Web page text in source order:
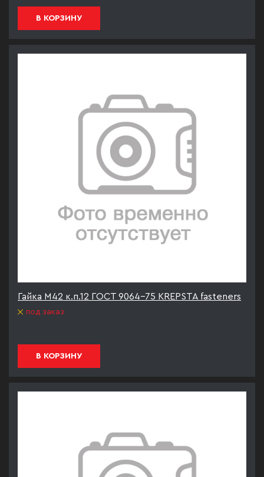
В КОРЗИНУ
Гайка М42 к.п.12 ГОСТ 9064-75 KREPSTA fasteners
под заказ
В КОРЗИНУ